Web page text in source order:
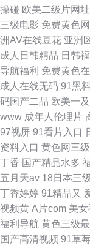
操碰 欧美二级片网址
三级电影 免费黄色
洲AV在线豆花 亚洲
成人日韩精品 日韩
导航福利 免费黄色
成人在线无码 91黑
码国产二品 欧美一
www 成年人伦理片
97视屏 91看片入口
资料入口 黄色网三
丁香 国产精品水多
五月天av 18日本三
丁香婷婷 91精品又
视频黄 A片com 美
福利导航 黄色三级
国产高清视频 91草